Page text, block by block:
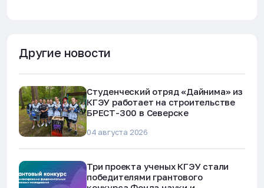
Другие новости
Студенческий отряд «Дайнима» из
КГЭУ работает на строительстве
БРЕСТ-300 в Северске
04 августа 2026
Три проекта ученых КГЭУ стали
победителями грантового